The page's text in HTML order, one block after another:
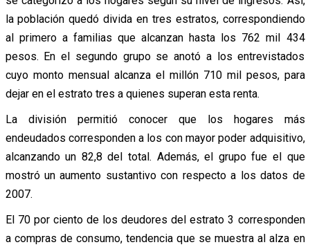
la población quedó divida en tres estratos, correspondiendo
al primero a familias que alcanzan hasta los 762 mil 434
pesos. En el segundo grupo se anotó a los entrevistados
cuyo monto mensual alcanza el millón 710 mil pesos, para
dejar en el estrato tres a quienes superan esta renta.
La división permitió conocer que los hogares más
endeudados corresponden a los con mayor poder adquisitivo,
alcanzando un 82,8 del total. Además, el grupo fue el que
mostró un aumento sustantivo con respecto a los datos de
2007.
El 70 por ciento de los deudores del estrato 3 corresponden
a compras de consumo, tendencia que se muestra al alza en